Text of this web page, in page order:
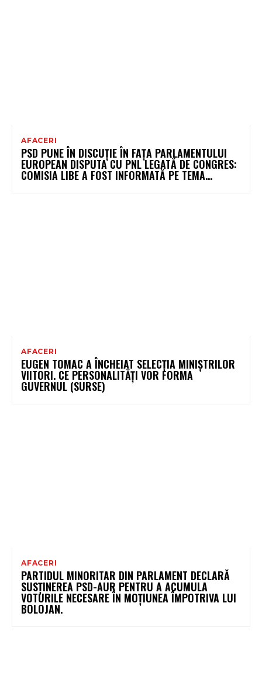
AFACERI
PSD PUNE ÎN DISCUȚIE ÎN FAȚA PARLAMENTULUI
EUROPEAN DISPUTA CU PNL LEGATĂ DE CONGRES:
COMISIA LIBE A FOST INFORMATĂ PE TEMA…
AFACERI
EUGEN TOMAC A ÎNCHEIAT SELECȚIA MINIȘTRILOR
VIITORI. CE PERSONALITĂȚI VOR FORMA
GUVERNUL (SURSE)
AFACERI
PARTIDUL MINORITAR DIN PARLAMENT DECLARĂ
SUSȚINEREA PSD-AUR PENTRU A ACUMULA
VOTURILE NECESARE ÎN MOȚIUNEA ÎMPOTRIVA LUI
BOLOJAN.